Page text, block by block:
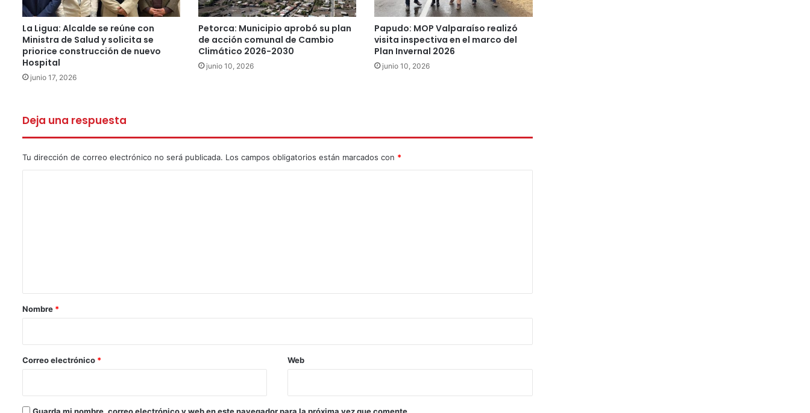
La Ligua: Alcalde se reúne con
Ministra de Salud y solicita se
priorice construcción de nuevo
Hospital
junio 17, 2026
Petorca: Municipio aprobó su plan
de acción comunal de Cambio
Climático 2026-2030
junio 10, 2026
Papudo: MOP Valparaíso realizó
visita inspectiva en el marco del
Plan Invernal 2026
junio 10, 2026
Deja una respuesta
Tu dirección de correo electrónico no será publicada. Los campos obligatorios están marcados con *
r
*
Nombre *
Correo electrónico * Web